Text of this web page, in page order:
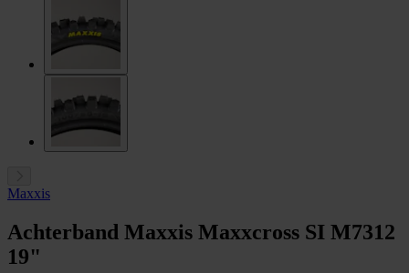
Maxxis
Achterband Maxxis Maxxcross SI M7312
19"